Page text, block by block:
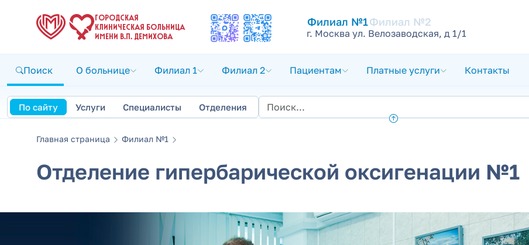
ГОРОДСКАЯ
КЛИНИЧЕСКАЯ БОЛЬНИЦА
ИМЕНИ В.П. ДЕМИХОВА
Филиал №1Филиал №2
г. Москва ул. Велозаводская, д 1/1
Поиск О больнице Филиал 1 Филиал 2 Пациентам Платные услуги Контакты
По сайту Услуги Специалисты Отделения
Главная страница Филиал №1
Отделение гипербарической оксигенации №1